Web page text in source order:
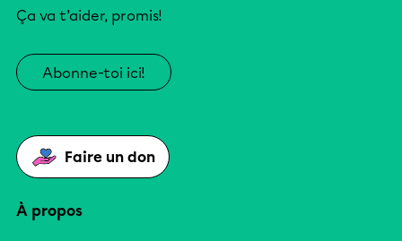
Ça va t’aider, promis!
Abonne-toi ici!
Faire un don
À propos